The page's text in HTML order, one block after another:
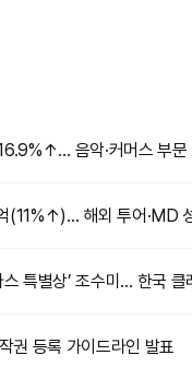
음악·커머스 부문
(11%↑)… 해외 투어·MD
특별상’ 조수미… 한국
권 등록 가이드라인 발표